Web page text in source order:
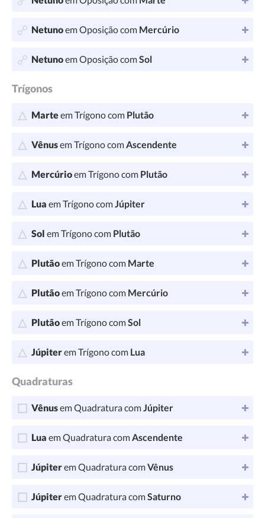
Netunoem Oposição com Mercúrio
Netunoem Oposição comSol
Trígonos
Marteem Trígono com Plutão
Vênusem Trígono comAscendente
Mercúrioem Trígono com Plutão
Lua em Trígono comJúpiter
Sol em Trígono com Plutão
Plutãoem Trígono com Marte
Plutãoem Trígono com Mercúrio
Plutãoem Trígono comSol
Júpiterem Trígono com Lua
Quadraturas
Vênusem Quadratura comJúpiter
Lua em Quadratura comAscendente
Júpiterem Quadratura comVênus
Júpiterem Quadratura comSaturno